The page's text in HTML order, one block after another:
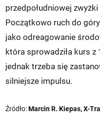
przedpołudniowej
Początkowo ruch do
jako odreagowanie
która sprowadziła kurs
jednak trzeba się
silniejsze impulsu.
Źródło:Marcin R. Kiepas, X-